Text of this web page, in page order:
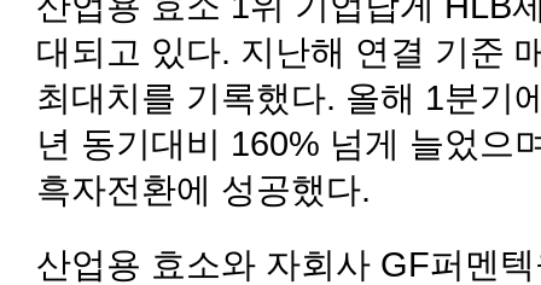
대되고 있다. 지난해 연결 기준
최대치를 기록했다. 올해 1분기
년 동기대비 160% 넘게 늘었으
흑자전환에 성공했다.
산업용 효소와 자회사 GF퍼멘